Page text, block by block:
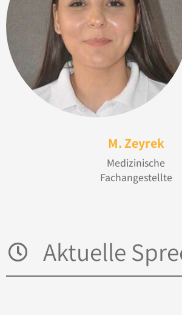
M. Zeyrek
Medizinische
Fachangestellte
Aktuelle